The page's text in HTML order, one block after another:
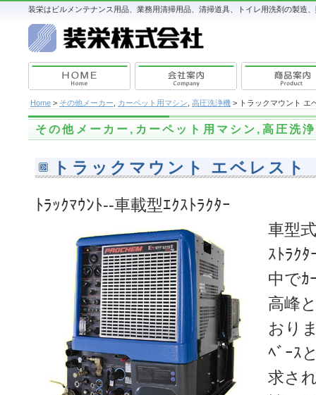
装栄はビルメンテナンス用品、業務用清掃用品、清掃道具、トイレ用洗剤の製造
Home > その他メーカー カーペット用マシン 高圧洗浄機 > トラックマウント エ
その他メーカー , カーペット用マシン , 高圧洗
トラックマウント エベレスト
ﾄﾗｯｸﾏｳﾝﾄ--車載型ｴｸｽﾄﾗｸﾀｰ
車型
ｽﾄﾗｸ
中でｶ
高峰
おり
ﾍﾞｰｽ
求さ